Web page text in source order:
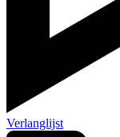
Verlanglijst